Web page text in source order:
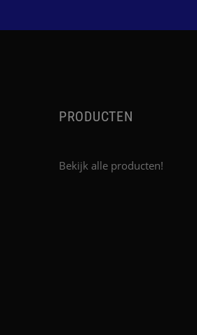
PRODUCTEN
Bekijk alle producten!